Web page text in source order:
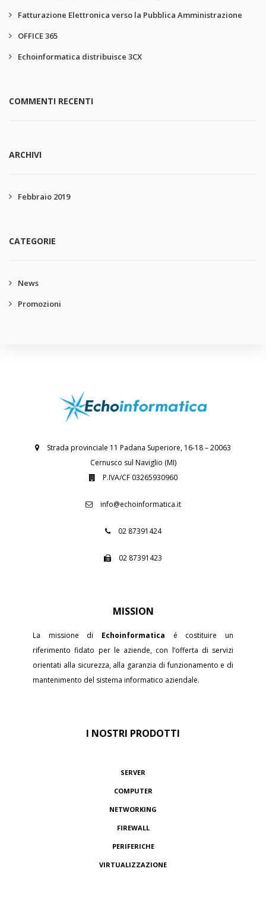
Fatturazione Elettronica verso la Pubblica Amministrazione
OFFICE 365
Echoinformatica distribuisce 3CX
COMMENTI RECENTI
ARCHIVI
Febbraio 2019
CATEGORIE
News
Promozioni
Strada provinciale 11 Padana Superiore, 16-18 – 20063
Cernusco sul Naviglio (MI)
P.IVA/CF 03265930960
info@echoinformatica.it
02 87391424
02 87391423
MISSION
La missione di Echoinformatica é costituire un
riferimento fidato per le aziende, con l’offerta di servizi
orientati alla sicurezza, alla garanzia di funzionamento e di
mantenimento del sistema informatico aziendale.
I NOSTRI PRODOTTI
SERVER
COMPUTER
NETWORKING
FIREWALL
PERIFERICHE
VIRTUALIZZAZIONE